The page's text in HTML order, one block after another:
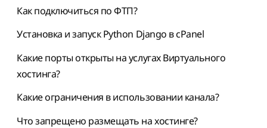
Как подключиться по ФТП?
Установка и запуск Python Django в cPanel
Какие порты открыты на услугах Виртуального
хостинга?
Какие ограничения в использовании канала?
Что запрещено размещать на хостинге?